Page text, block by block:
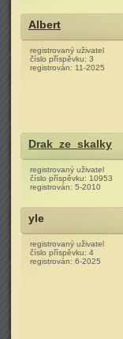
Albert
registrovaný uživatel
číslo příspěvku: 3
registrován: 11-2025
Drak_ze_skalky
registrovaný uživatel
číslo příspěvku: 10953
registrován: 5-2010
yle
registrovaný uživatel
číslo příspěvku: 4
registrován: 6-2025